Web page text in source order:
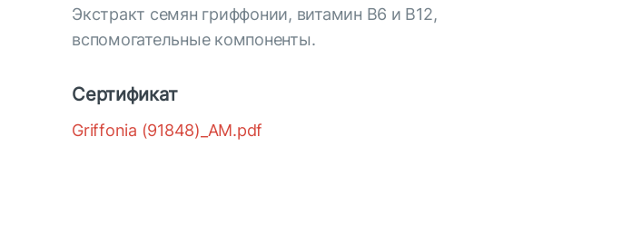
Экстракт семян гриффонии, витамин В6 и В12,
вспомогательные компоненты.
Сертификат
Griffonia (91848)_AM.pdf